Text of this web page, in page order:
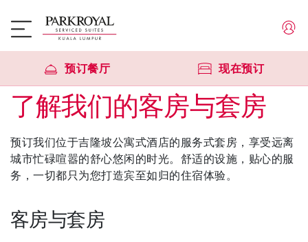
预订餐厅 现在预订
了解我们的客房与套房
预订我们位于吉隆坡公寓式酒店的服务式套房，享受远离
城市忙碌喧嚣的舒心悠闲的时光。舒适的设施，贴心的服
务，一切都只为您打造宾至如归的住宿体验。
客房与套房